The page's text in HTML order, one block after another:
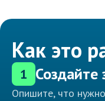
Как это
1 Создайте
Опишите, что